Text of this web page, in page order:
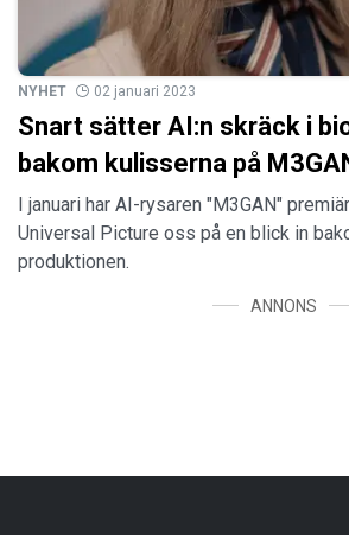
NYHET 02 januari 2023
Snart sätter AI:n skräck i
bakom kulisserna på
I januari har AI-rysaren "M3GAN"
Universal Picture oss på en blick in
produktionen.
ANNONS